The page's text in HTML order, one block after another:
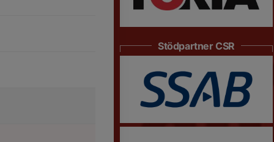
Stödpartner CSR